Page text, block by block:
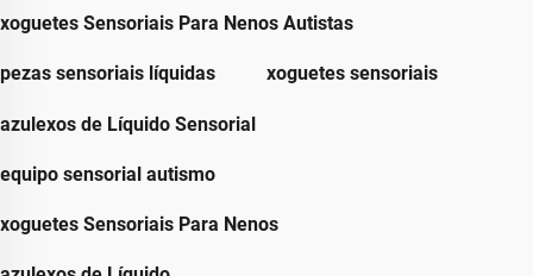
xoguetes Sensoriais Para Nenos Autistas
pezas sensoriais líquidas xoguetes sensoriais
azulexos de Líquido Sensorial
equipo sensorial autismo
xoguetes Sensoriais Para Nenos